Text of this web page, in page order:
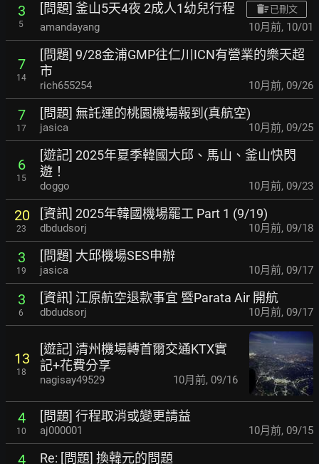
3
5
[問題] 釜山5天4夜 2成人1幼兒行程 已刪文
amandayang 10月前, 10/01
7
14
[問題] 9/28金浦GMP往仁川ICN有營業的樂天超
市
rich655254 10月前, 09/26
7
17
[問題] 無託運的桃園機場報到(真航空)
jasica 10月前, 09/25
6
15
[遊記] 2025年夏季韓國大邱、馬山、釜山快閃
遊！
doggo 10月前, 09/23
20
23
[資訊] 2025年韓國機場罷工 Part 1 (9/19)
dbdudsorj 10月前, 09/18
3
19
[問題] 大邱機場SES申辦
jasica 10月前, 09/17
3
6
[資訊] 江原航空退款事宜 暨Parata Air 開航
dbdudsorj 10月前, 09/17
13
18
[遊記] 清州機場轉首爾交通KTX實
記+花費分享
nagisay49529 10月前, 09/16
4
10
[問題] 行程取消或變更請益
aj000001 10月前, 09/15
4 Re: [問題] 換韓元的問題